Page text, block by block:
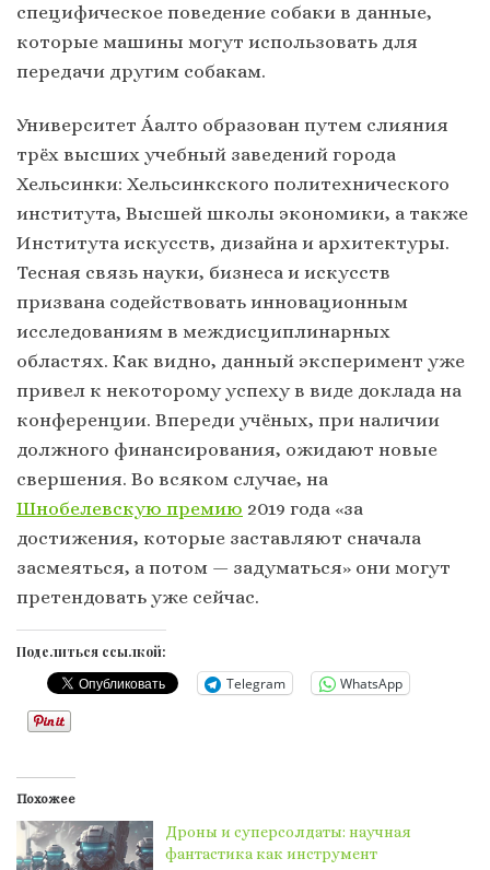
специфическое поведение собаки в данные,
которые машины могут использовать для
передачи другим собакам.
Университет А́алто образован путем слияния
трёх высших учебный заведений города
Хельсинки: Хельсинкского политехнического
института, Высшей школы экономики, а также
Института искусств, дизайна и архитектуры.
Тесная связь науки, бизнеса и искусств
призвана содействовать инновационным
исследованиям в междисциплинарных
областях. Как видно, данный эксперимент уже
привел к некоторому успеху в виде доклада на
конференции. Впереди учёных, при наличии
должного финансирования, ожидают новые
свершения. Во всяком случае, на
Шнобелевскую премию 2019 года «за
достижения, которые заставляют сначала
засмеяться, а потом — задуматься» они могут
претендовать уже сейчас.
Поделиться ссылкой:
Telegram WhatsApp
Похожее
Дроны и суперсолдаты: научная
фантастика как инструмент